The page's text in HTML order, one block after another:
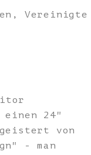
Vereinigte
24"
von
- man